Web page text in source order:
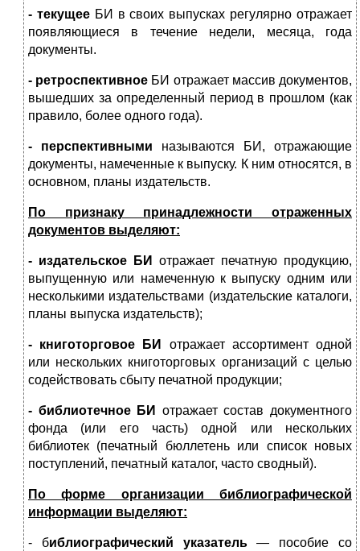
- текущееБИ в своих выпусках регулярно отражает
появляющиеся в течение недели, месяца, года
документы.
- ретроспективное БИ отражает массив документов,
вышедших за определенный период в прошлом (как
правило, более одного года).
- перспективными называются БИ, отражающие
документы, намеченные к выпуску. К ним относятся, в
основном, планы издательств.
По признаку принадлежности отраженных
документов выделяют:
- издательское БИ отражает печатную продукцию,
выпу­щенную или намеченную к выпуску одним или
нескольки­ми издательствами (издательские каталоги,
планы выпуска издательств);
- книготорговое БИ
отражает ассортимент од­ной
или нескольких книготорговых организаций с целью
содействовать сбыту печатной продукции;
- библиотечное БИ отражает состав документного
фонда (или его часть) одной или нескольких
библиотек (печатный бюллетень или список новых
поступлений, печатный каталог, часто сводный).
По форме организации библиографической
информации выделяют:
- библиографический указатель— пособие со